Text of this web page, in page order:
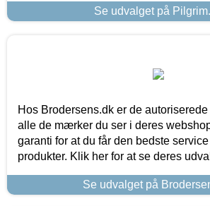
Se udvalget på
Hos Brodersens.dk er de
alle de mærker du ser i deres
garanti for at du får den bedste
produkter. Klik her for at se deres
Se udvalget på